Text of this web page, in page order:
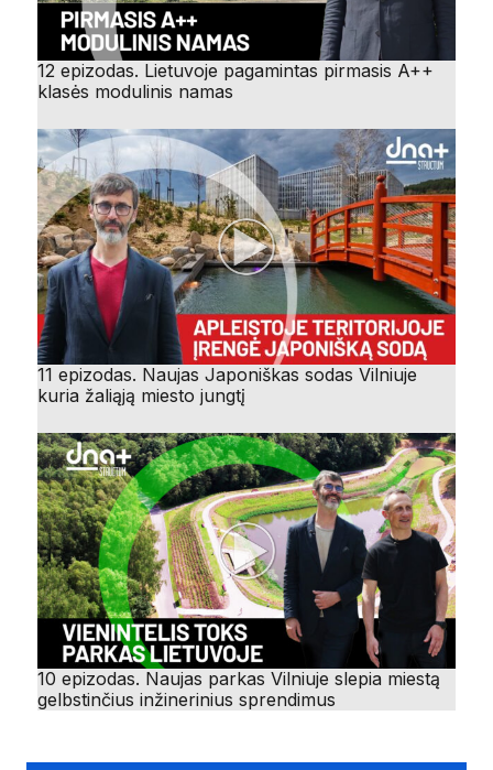
12 epizodas. Lietuvoje pagamintas pirmasis A++
klasės modulinis namas
11 epizodas. Naujas Japoniškas sodas Vilniuje
kuria žaliąją miesto jungtį
10 epizodas. Naujas parkas Vilniuje slepia miestą
gelbstinčius inžinerinius sprendimus